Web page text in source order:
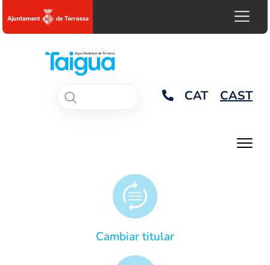
CAT CAST
Cambiar titular